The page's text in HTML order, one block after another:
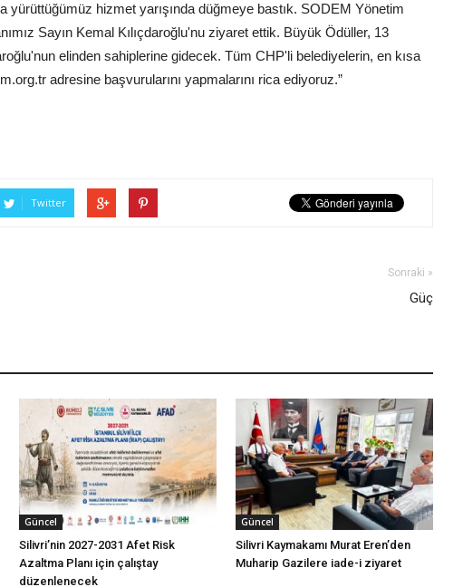
yürüttüğümüz hizmet yarışında düğmeye bastık. SODEM Yönetim
Sayın Kemal Kılıçdaroğlu'nu ziyaret ettik. Büyük Ödüller, 13
elinden sahiplerine gidecek. Tüm CHP'li belediyelerin, en kısa
adresine başvurularını yapmalarını rica ediyoruz.”
Twitter
Sonraki »
Güç
Güncel
Silivri’nin 2027-2031 Afet Risk
Azaltma Planı için çalıştay
düzenlenecek
Güncel
Silivri Kaymakamı Murat Eren’den
Muharip Gazilere iade-i ziyaret